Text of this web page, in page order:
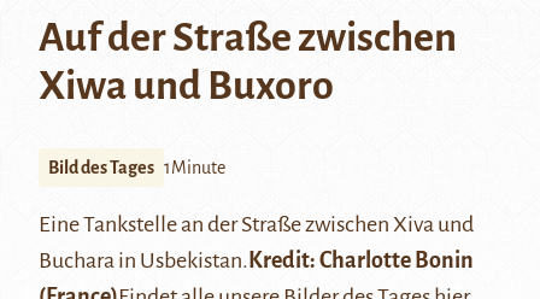
Auf der Straße zwischen
Xiwa und Buxoro
Bild des Tages 1Minute
Eine Tankstelle an der Straße zwischen Xiva und
Buchara in Usbekistan.Kredit: Charlotte Bonin